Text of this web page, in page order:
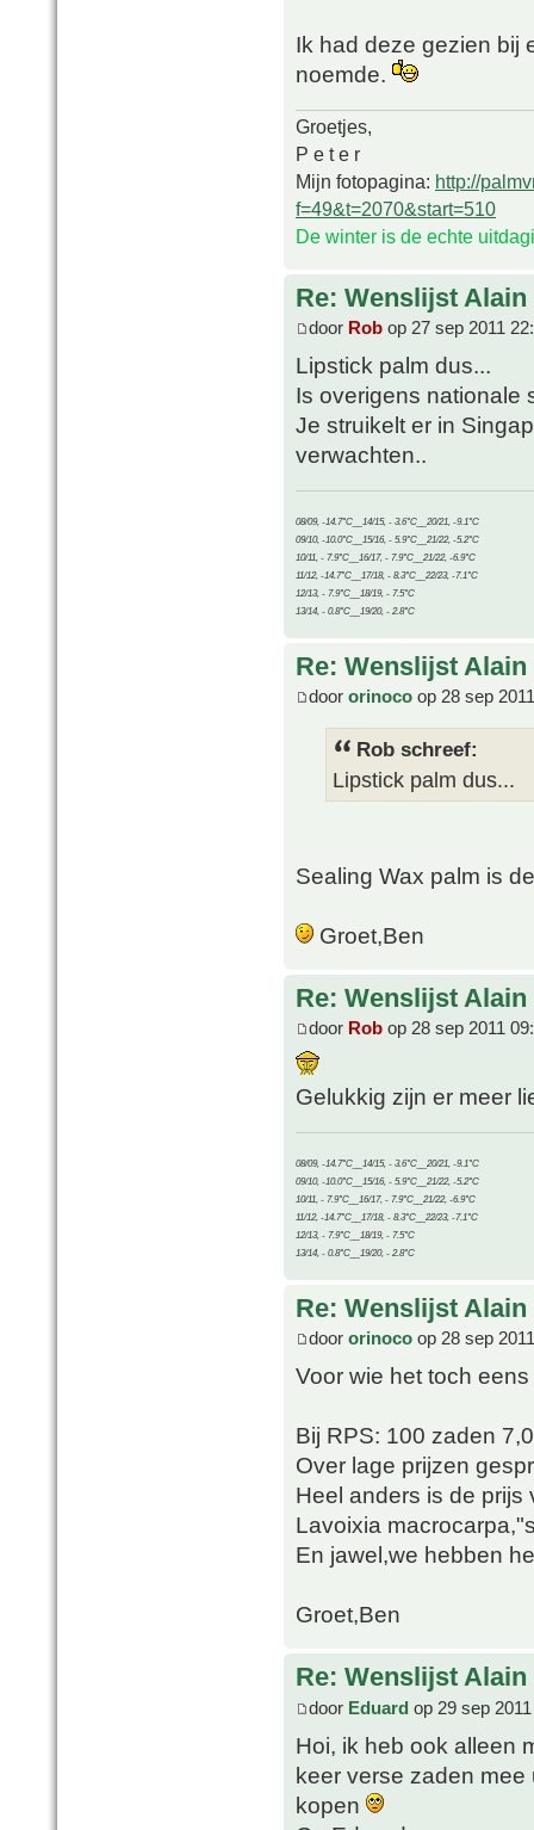
Ik had deze gezien bij
noemde.
Groetjes,
P e t e r
Mijn fotopagina: http://
f=49&t=2070&start=510
De winter is de echte
Re: Wenslijst Alain
door Rob op 27 sep 2011
Lipstick palm dus...
Is overigens nationale
Je struikelt er in
verwachten..
08/09, -14.7°C__14/15, - 3.6°C__20/21, -9.1°C
09/10, -10.0°C__15/16, - 5.9°C__21/22, -5.2°C
10/11, - 7.9°C__16/17, - 7.9°C__21/22, -6.9°C
11/12, -14.7°C__17/18, - 8.3°C__22/23, -7.1°C
12/13, - 7.9°C__18/19, - 7.5°C
13/14, - 0.8°C__19/20, - 2.8°C
Re: Wenslijst Alain
door orinoco op 28 sep
Rob schreef:
Lipstick palm dus...
Sealing Wax palm is
Groet,Ben
Re: Wenslijst Alain
door Rob op 28 sep 2011
Gelukkig zijn er meer
08/09, -14.7°C__14/15, - 3.6°C__20/21, -9.1°C
09/10, -10.0°C__15/16, - 5.9°C__21/22, -5.2°C
10/11, - 7.9°C__16/17, - 7.9°C__21/22, -6.9°C
11/12, -14.7°C__17/18, - 8.3°C__22/23, -7.1°C
12/13, - 7.9°C__18/19, - 7.5°C
13/14, - 0.8°C__19/20, - 2.8°C
Re: Wenslijst Alain
door orinoco op 28 sep
Voor wie het toch
Bij RPS: 100 zaden
Over lage prijzen
Heel anders is de
Lavoixia
En jawel,we hebben
Groet,Ben
Re: Wenslijst Alain
door Eduard op 29 sep
Hoi, ik heb ook alleen
keer verse zaden mee
kopen